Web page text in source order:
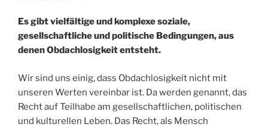
Es gibt vielfältige und komplexe soziale,
gesellschaftliche und politische Bedingungen, aus
denen Obdachlosigkeit entsteht.
Wir sind uns einig, dass Obdachlosigkeit nicht mit
unseren Werten vereinbar ist. Da werden genannt, das
Recht auf Teilhabe am gesellschaftlichen, politischen
und kulturellen Leben. Das Recht, als Mensch